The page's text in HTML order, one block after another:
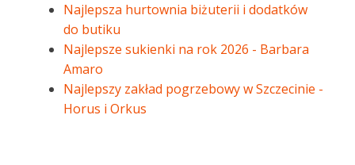
Najlepsza hurtownia biżuterii i dodatków
do butiku
Najlepsze sukienki na rok 2026 - Barbara
Amaro
Najlepszy zakład pogrzebowy w Szczecinie -
Horus i Orkus